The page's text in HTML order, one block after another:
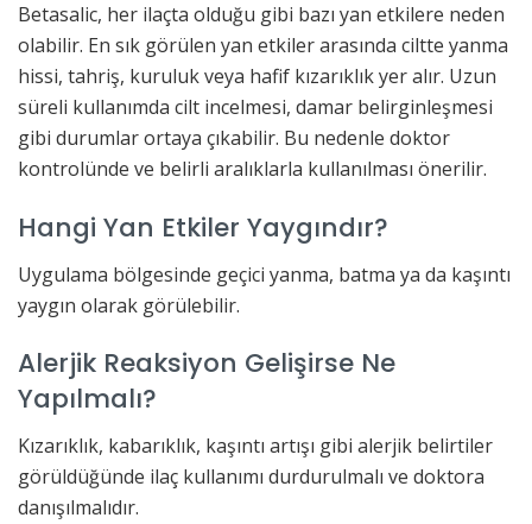
Betasalic, her ilaçta olduğu gibi bazı yan etkilere neden
olabilir. En sık görülen yan etkiler arasında ciltte yanma
hissi, tahriş, kuruluk veya hafif kızarıklık yer alır. Uzun
süreli kullanımda cilt incelmesi, damar belirginleşmesi
gibi durumlar ortaya çıkabilir. Bu nedenle doktor
kontrolünde ve belirli aralıklarla kullanılması önerilir.
Hangi Yan Etkiler Yaygındır?
Uygulama bölgesinde geçici yanma, batma ya da kaşıntı
yaygın olarak görülebilir.
Alerjik Reaksiyon Gelişirse Ne
Yapılmalı?
Kızarıklık, kabarıklık, kaşıntı artışı gibi alerjik belirtiler
görüldüğünde ilaç kullanımı durdurulmalı ve doktora
danışılmalıdır.